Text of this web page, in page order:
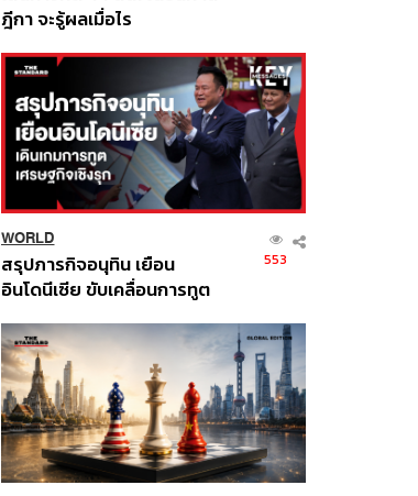
ฎีกา จะรู้ผลเมื่อไร
WORLD
สรุปภารกิจอนุทิน เยือน
อินโดนีเซีย ขับเคลื่อนการทูต
ส่วนยุทธศาสตร์ไทย –
อินโดนีเซีย
553